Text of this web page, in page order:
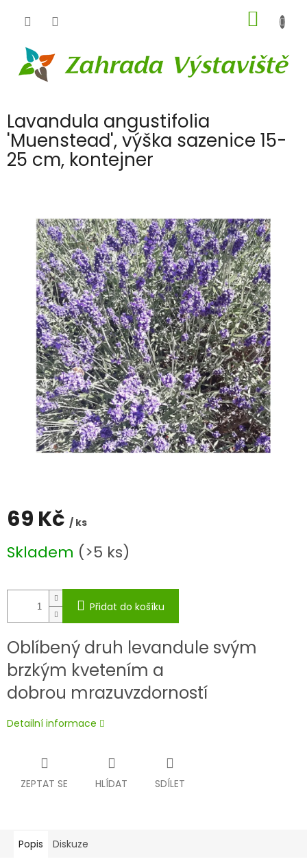
KOŠÍK
Lavandula angustifolia
'Muenstead', výška sazenice 15-
25 cm, kontejner
69 Kč / ks
cena:
Skladem (>5 ks)
Přidat do košíku
Oblíbený druh levandule svým
brzkým kvetením a
dobrou mrazuvzdorností
Detailní informace
ZEPTAT SE HLÍDAT SDÍLET
Popis Diskuze